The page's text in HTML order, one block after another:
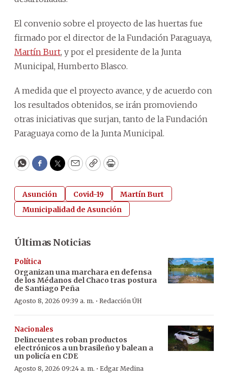
El convenio sobre el proyecto de las huertas fue
firmado por el director de la Fundación Paraguaya,
Martín Burt, y por el presidente de la Junta
Municipal, Humberto Blasco.
A medida que el proyecto avance, y de acuerdo con
los resultados obtenidos, se irán promoviendo
otras iniciativas que surjan, tanto de la Fundación
Paraguaya como de la Junta Municipal.
WhatsApp
Facebook
Twitter
EmailCopyPrint
Asunción Covid-19
Martín Burt
Municipalidad de Asunción
Últimas Noticias
Política
Organizan una marchara en defensa
de los Médanos del Chaco tras postura
de Santiago Peña
Agosto 8, 2026 09:39 a. m. · Redacción ÚH
Nacionales
Delincuentes roban productos
electrónicos a un brasileño y balean a
un policía en CDE
Agosto 8, 2026 09:24 a. m. · Edgar Medina